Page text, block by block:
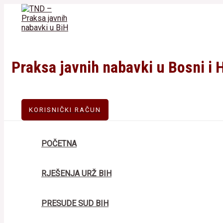
content
Praksa javnih nabavki u Bosni i
KORISNIČKI RAČUN
POČETNA
RJEŠENJA URŽ BIH
PRESUDE SUD BIH